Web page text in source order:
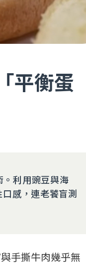
平衡蛋
。利用豌豆與海
感，連老饕盲測
手撕牛肉幾乎無